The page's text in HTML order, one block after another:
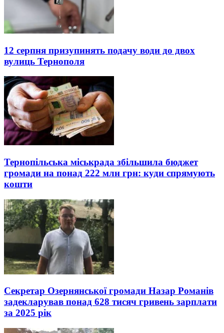
12 серпня призупинять подачу води до двох
вулиць Тернополя
Тернопільська міськрада збільшила бюджет
громади на понад 222 млн грн: куди спрямують
кошти
Секретар Озернянської громади Назар Романів
задекларував понад 628 тисяч гривень зарплати
за 2025 рік